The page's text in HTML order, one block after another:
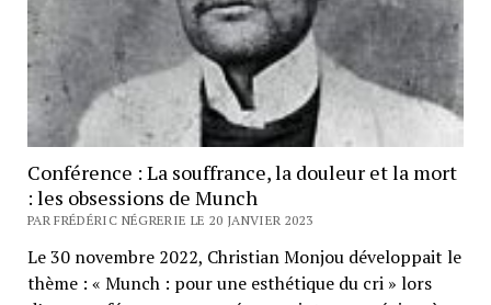
Conférence : La souffrance, la douleur et la mort
: les obsessions de Munch
PAR FRÉDÉRIC NÉGRERIE LE 20 JANVIER 2023
Le 30 novembre 2022, Christian Monjou développait le
thème : « Munch : pour une esthétique du cri » lors